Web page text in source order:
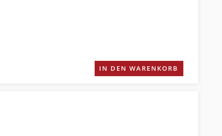
IN DEN WARENKORB